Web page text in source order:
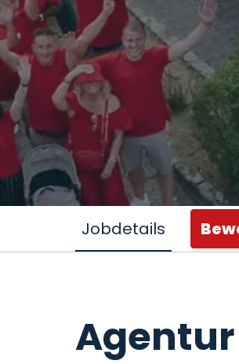
Jobdetails